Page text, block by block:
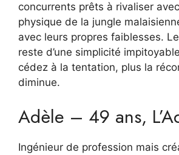
concurrents prêts à rivaliser
physique de la jungle
avec leurs propres faiblesses.
reste d’une simplicité
cédez à la tentation, plus la
diminue.
Adèle – 49 ans,
Ingénieur de profession mais